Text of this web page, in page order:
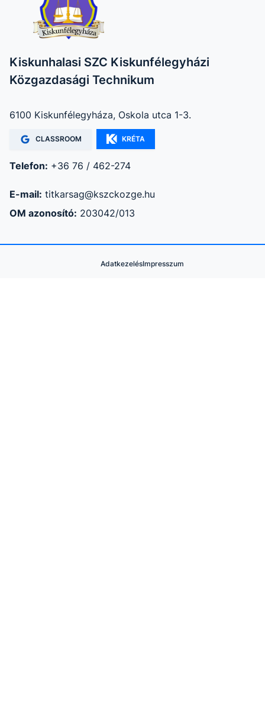
Kiskunhalasi SZC Kiskunfélegyházi
Közgazdasági Technikum
6100 Kiskunfélegyháza, Oskola utca 1-3.
CLASSROOM KRÉTA
Telefon: +36 76 / 462-274
E-mail: titkarsag@kszckozge.hu
OM azonosító: 203042/013
AdatkezelésImpresszum